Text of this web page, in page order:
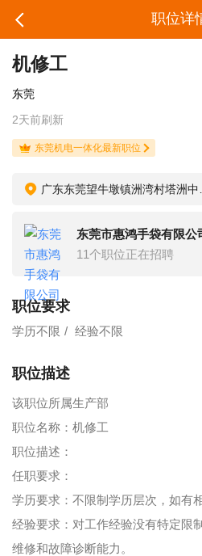
职位详
机修工
东莞
2天前刷新
东莞机电一体化最新职位
东莞市惠鸿手袋有限公
11个职位正在招聘
职位要求
学历不限 经验不限
职位描述
该职位所属生产部
职位名称：机修工
职位描述：
任职要求：
学历要求：不限制学历层次，如有
经验要求：对工作经验没有特定限
维修和故障诊断能力。